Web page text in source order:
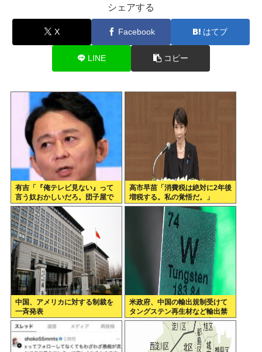
シェアする
X Facebook はてブ
LINE コピー
有吉「『俺テレビ見ない』って
言う奴おかしいだろ。団子屋で
『団子食べない』って言うか？
こっちは芸人だぞ」
高市早苗「消費税は絶対に2年後
増税する。私の覚悟だ。」
中国、アメリカに対する制裁を
一斉発表
米政府、中国の輸出規制受けて
タングステン再生材など輸出禁
止へ 日本さん米中に挟み撃ちさ